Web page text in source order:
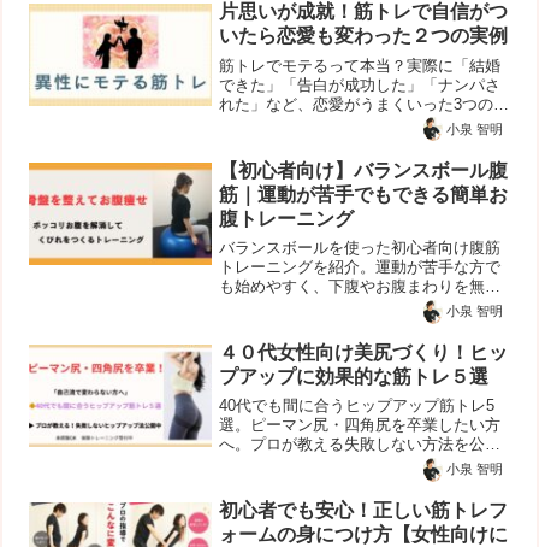
片思いが成就！筋トレで自信がつ
いたら恋愛も変わった２つの実例
筋トレでモテるって本当？実際に「結婚
できた」「告白が成功した」「ナンパさ
れた」など、恋愛がうまくいった3つの実
小泉 智明
【初心者向け】バランスボール腹
筋｜運動が苦手でもできる簡単お
腹トレーニング
バランスボールを使った初心者向け腹筋
トレーニングを紹介。運動が苦手な方で
も始めやすく、下腹やお腹まわりを無理
なく鍛えられる簡単エクササイズを解説
小泉 智明
４０代女性向け美尻づくり！ヒッ
プアップに効果的な筋トレ５選
40代でも間に合うヒップアップ筋トレ5
選。ピーマン尻・四角尻を卒業したい方
へ。プロが教える失敗しない方法を公開
小泉 智明
初心者でも安心！正しい筋トレフ
ォームの身につけ方【女性向けに